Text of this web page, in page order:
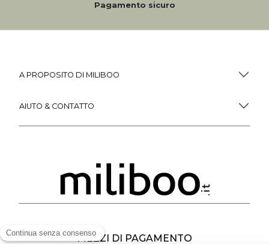
Pagamento sicuro
A PROPOSITO DI MILIBOO
AIUTO & CONTATTO
MEZZI DI PAGAMENTO